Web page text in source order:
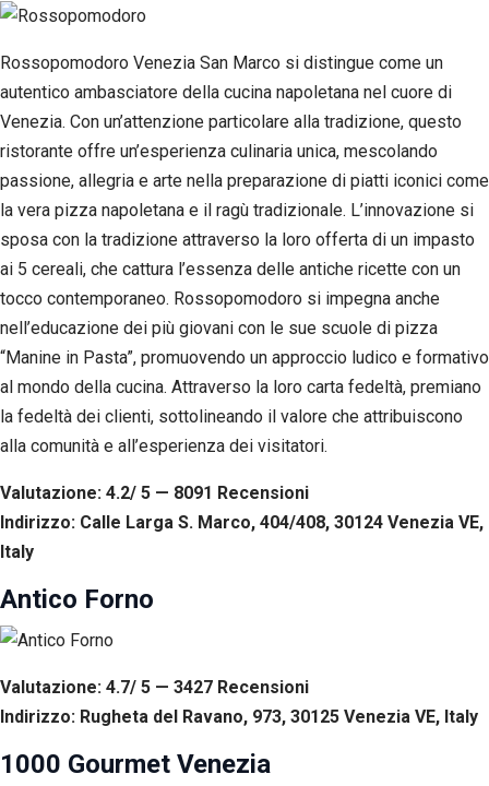
Rossopomodoro Venezia San Marco si distingue come un
autentico ambasciatore della cucina napoletana nel cuore di
Venezia. Con un’attenzione particolare alla tradizione, questo
ristorante offre un’esperienza culinaria unica, mescolando
passione, allegria e arte nella preparazione di piatti iconici come
la vera pizza napoletana e il ragù tradizionale. L’innovazione si
sposa con la tradizione attraverso la loro offerta di un impasto
ai 5 cereali, che cattura l’essenza delle antiche ricette con un
tocco contemporaneo. Rossopomodoro si impegna anche
nell’educazione dei più giovani con le sue scuole di pizza
“Manine in Pasta”, promuovendo un approccio ludico e formativo
al mondo della cucina. Attraverso la loro carta fedeltà, premiano
la fedeltà dei clienti, sottolineando il valore che attribuiscono
alla comunità e all’esperienza dei visitatori.
Valutazione: 4.2/ 5 — 8091 Recensioni
Indirizzo: Calle Larga S. Marco, 404/408, 30124 Venezia VE,
Italy
Antico Forno
Valutazione: 4.7/ 5 — 3427 Recensioni
Indirizzo: Rugheta del Ravano, 973, 30125 Venezia VE, Italy
1000 Gourmet Venezia